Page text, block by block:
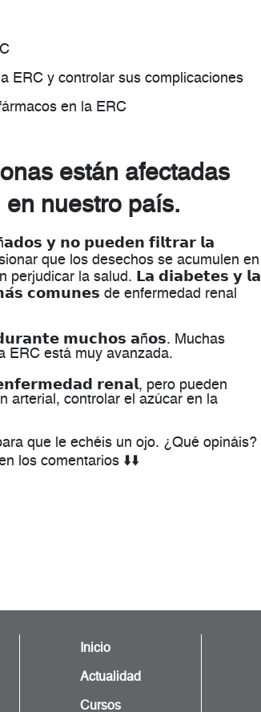
ERC y controlar sus complicaciones
en la ERC
están afectadas
en nuestro país.
𝘆 𝗻𝗼 𝗽𝘂𝗲𝗱𝗲𝗻 𝗳𝗶𝗹𝘁𝗿𝗮𝗿 𝗹𝗮
que los desechos se acumulen en
perjudicar la salud. 𝗟𝗮 𝗱𝗶𝗮𝗯𝗲𝘁𝗲𝘀 𝘆 𝗹𝗮
𝗰𝗼𝗺𝘂𝗻𝗲𝘀 de enfermedad renal
𝗺𝘂𝗰𝗵𝗼𝘀 𝗮ñ𝗼𝘀. Muchas
ERC está muy avanzada.
𝗿𝗲𝗻𝗮𝗹, pero pueden
arterial, controlar el azúcar en la
que le echéis un ojo. ¿Qué opináis?
los comentarios ⬇️⬇️
Inicio
Actualidad
Cursos